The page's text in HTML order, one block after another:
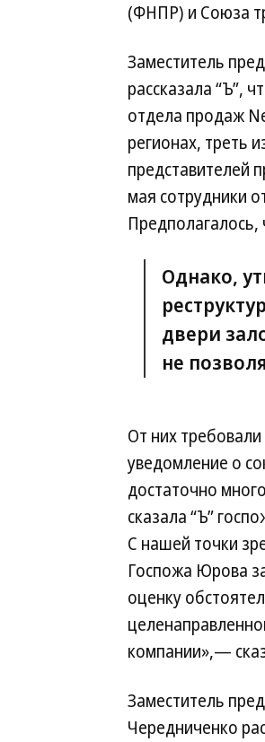
(ФНПР) и Союза
Заместитель
рассказала “Ъ”,
отдела продаж
регионах, треть
представителей
мая сотрудники
Предполагалось,
Однако,
двери
не
От них
уведомление о
достаточно
сказала “Ъ”
С нашей точки
Госпожа Юрова
оценку
компании»,—
Заместитель
Чередниченко